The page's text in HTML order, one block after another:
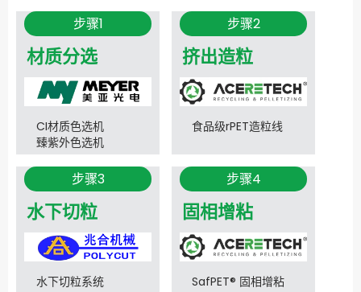
步骤1
材质分选
CI材质色选机
臻紫外色选机
步骤2
挤出造粒
食品级rPET造粒线
步骤3
水下切粒
水下切粒系统
步骤4
固相增粘
SafPET® 固相增粘